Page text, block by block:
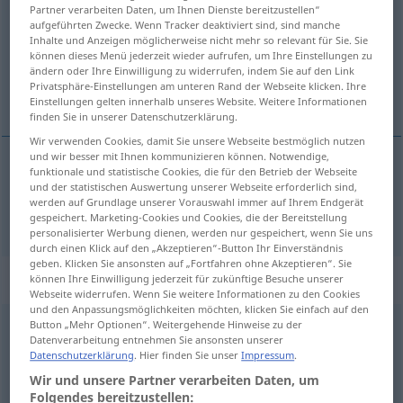
Übersicht aller Übersetzungen
(Für mehr Details die Übersetzung anklicken/antippen)
conscience
conscience Gewissen
Beispielsätze für "Gewissen"
ein dehnbares Gewissen
anelasticconscience
Partner verarbeiten Daten, um Ihnen Dienste bereitzustellen“
aufgeführten Zwecke. Wenn Tracker deaktiviert sind, sind manche
Inhalte und Anzeigen möglicherweise nicht mehr so relevant für Sie. Sie
können dieses Menü jederzeit wieder aufrufen, um Ihre Einstellungen zu
ändern oder Ihre Einwilligung zu widerrufen, indem Sie auf den Link
Privatsphäre-Einstellungen am unteren Rand der Webseite klicken. Ihre
Einstellungen gelten innerhalb unseres Website. Weitere Informationen
finden Sie in unserer Datenschutzerklärung.
Wir verwenden Cookies, damit Sie unsere Webseite bestmöglich nutzen
und wir besser mit Ihnen kommunizieren können. Notwendige,
funktionale und statistische Cookies, die für den Betrieb der Webseite
und der statistischen Auswertung unserer Webseite erforderlich sind,
werden auf Grundlage unserer Vorauswahl immer auf Ihrem Endgerät
gespeichert. Marketing-Cookies und Cookies, die der Bereitstellung
personalisierter Werbung dienen, werden nur gespeichert, wenn Sie uns
durch einen Klick auf den „Akzeptieren“-Button Ihr Einverständnis
geben. Klicken Sie ansonsten auf „Fortfahren ohne Akzeptieren“. Sie
können Ihre Einwilligung jederzeit für zukünftige Besuche unserer
Webseite widerrufen. Wenn Sie weitere Informationen zu den Cookies
und den Anpassungsmöglichkeiten möchten, klicken Sie einfach auf den
Button „Mehr Optionen“. Weitergehende Hinweise zu der
Datenverarbeitung entnehmen Sie ansonsten unserer
Datenschutzerklärung. Hier finden Sie unserImpressum.
Wir und unsere Partner verarbeiten Daten, um
Folgendes bereitzustellen: